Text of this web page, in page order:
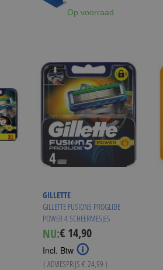
Op voorraad
GILLETTE
GILLETTE FUSION5 PROGLIDE
POWER 4 SCHEERMESJES
NU:Special
Price
€ 14,90
Incl. Btw
( ADVIESPRIJS € 24,99 )